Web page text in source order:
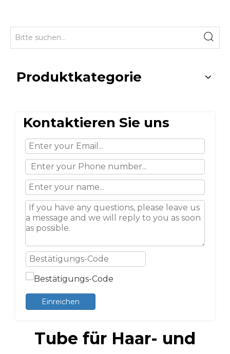
Produktkategorie
Kontaktieren Sie uns
Einreichen
Tube für Haar- und